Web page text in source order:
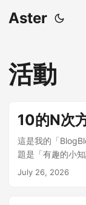
Aster
活動
10的N次
這是我的「
題是「有趣的小知
July 26, 2026